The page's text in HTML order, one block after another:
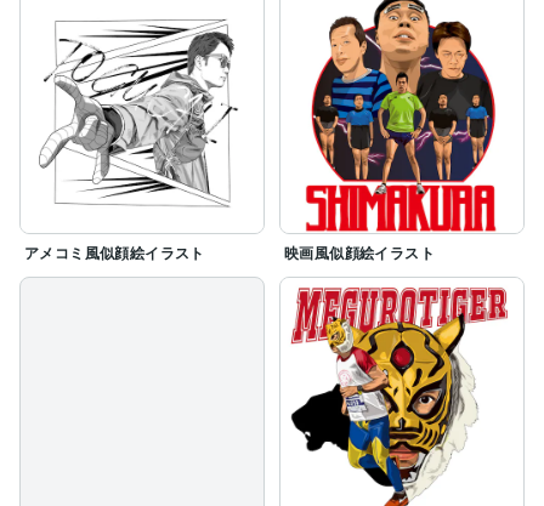
アメコミ風似顔絵イラスト 映画風似顔絵イラスト